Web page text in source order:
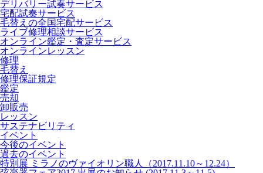
デリバリー試奏サービス
宅配試奏サービス
毛替えの全国宅配サービス
ライブ修理相談サービス
オンライン鑑定・査定サービス
オンラインレッスン
修理
毛替え
修理保証規定
鑑定
売却
卸販売
レッスン
サステナビリティ
イベント
今後のイベント
過去のイベント
特別展 ミラノのヴァイオリン職人（2017.11.10～12.24）